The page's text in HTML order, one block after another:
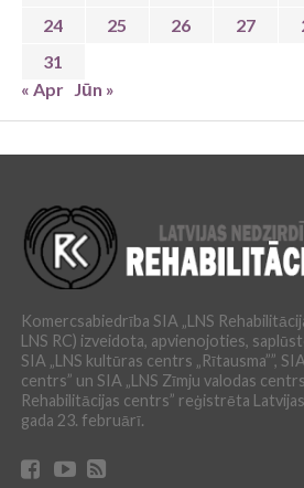
24
25 26 27
31
« Apr Jūn »
Komercsabiedrība SIA „LNS
LNS RC) izveidota, apvienojoties,
SIA „LNS kultūras centrs „Rītausma””,
centrs” un SIA „LNS Zīmju valodas
Rehabilitācijas centrs” reģistrēta
gada 23. februārī.